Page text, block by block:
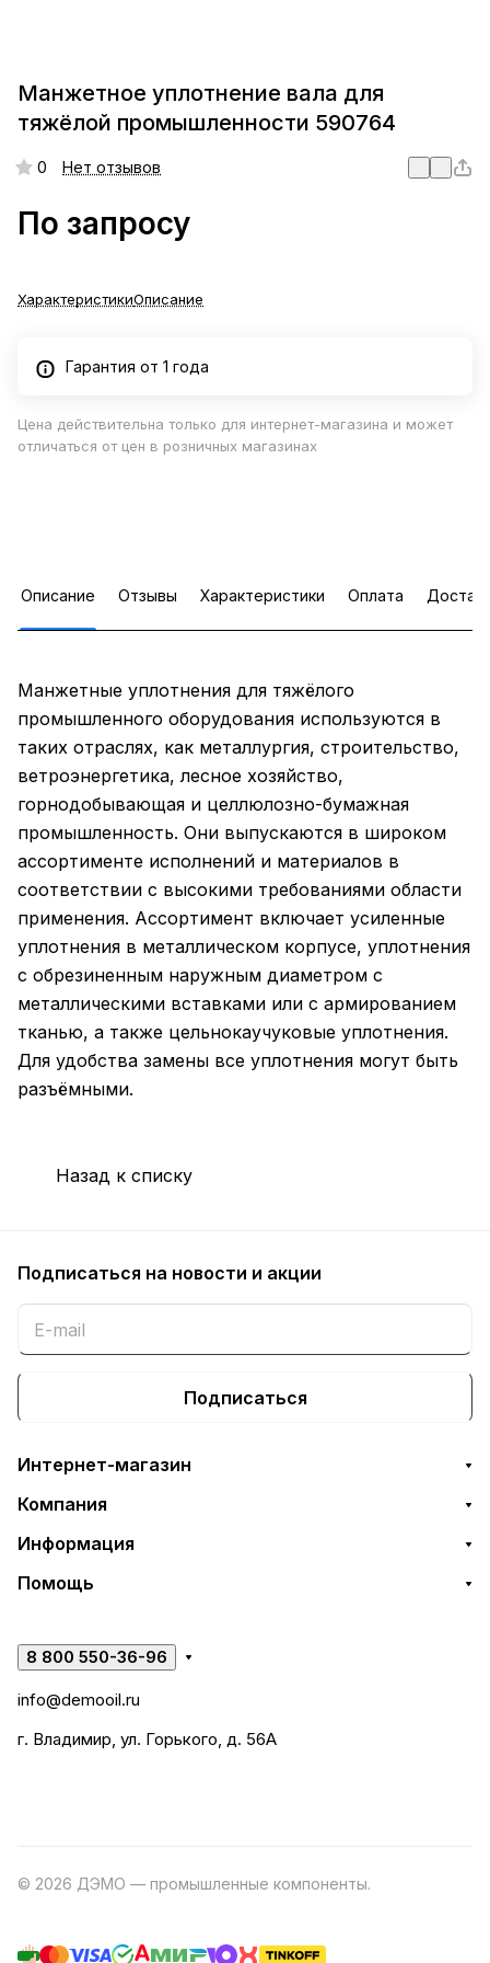
Манжетное уплотнение вала для
тяжёлой промышленности 590764
0 Нет отзывов
По запросу
ХарактеристикиОписание
Гарантия от 1 года
Цена действительна только для интернет-магазина и может
отличаться от цен в розничных магазинах
Описание Отзывы Характеристики Оплата
Манжетные уплотнения для тяжёлого
промышленного оборудования используются в
таких отраслях, как металлургия, строительство,
ветроэнергетика, лесное хозяйство,
горнодобывающая и целлюлозно-бумажная
промышленность. Они выпускаются в широком
ассортименте исполнений и материалов в
соответствии с высокими требованиями области
применения. Ассортимент включает усиленные
уплотнения в металлическом корпусе, уплотнения
с обрезиненным наружным диаметром с
металлическими вставками или с армированием
тканью, а также цельнокаучуковые уплотнения.
Для удобства замены все уплотнения могут быть
разъёмными.
Назад к списку
Подписаться на новости и акции
Подписаться
Интернет-магазин
Компания
Информация
Помощь
8 800 550-36-96
info@demooil.ru
г. Владимир, ул. Горького, д. 56А
© 2026 ДЭМО — промышленные компоненты.